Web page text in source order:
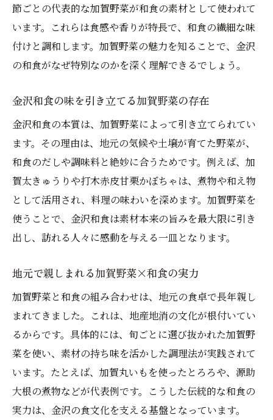
節ごとの代表的な加賀野菜が和食の素材として使われて
います。これらは食感や香りが特長で、和食の繊細な味
付けと調和します。加賀野菜の魅力を知ることで、金沢
の和食がなぜ特別なのかを深く理解できるでしょう。
金沢和食の味を引き立てる加賀野菜の存在
金沢和食の本質は、加賀野菜によって引き立てられてい
ます。その理由は、地元の気候や土壌が育てた野菜が、
和食のだしや調味料と絶妙に合うためです。例えば、加
賀太きゅうりや打木赤皮甘栗かぼちゃは、煮物や和え物
として活用され、料理の味わいを深めます。加賀野菜を
使うことで、金沢和食は素材本来の旨みを最大限に引き
出し、訪れる人々に感動を与える一皿となります。
地元で親しまれる加賀野菜×和食の実力
加賀野菜と和食の組み合わせは、地元の食卓で長年親し
まれてきました。これは、地産地消の文化が根付いてい
るからです。具体的には、旬ごとに選び抜かれた加賀野
菜を使い、素材の持ち味を活かした調理法が実践されて
います。たとえば、加賀丸いもを使ったとろろや、源助
大根の煮物などが代表例です。こうした伝統的な和食の
実力は、金沢の食文化を支える基盤となっています。